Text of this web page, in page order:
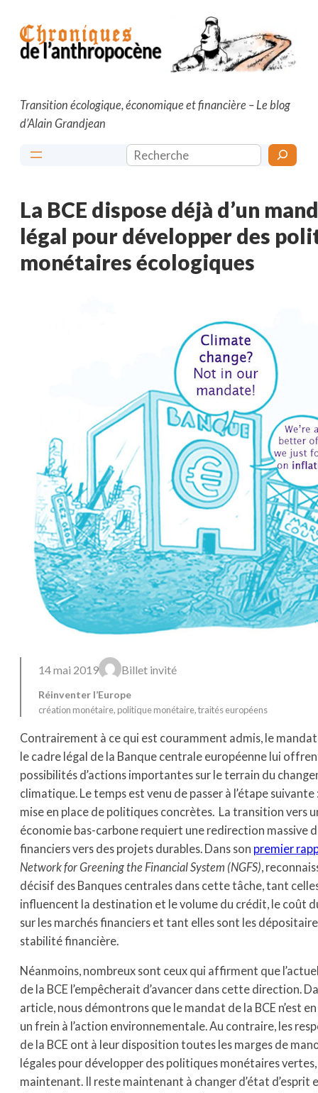
contenu
Transition écologique, économique et financière – Le blog
d’Alain Grandjean
Rechercher
La BCE dispose déjà d’un
légal pour développer des
monétaires écologiques
14 mai 2019 Billet invité
Réinventer l’Europe
création monétaire, politique monétaire, traités européens
Contrairement à ce qui est couramment admis, le
le cadre légal de la Banque centrale européenne lui
possibilités d’actions importantes sur le terrain du
climatique. Le temps est venu de passer à l’étape suivante
mise en place de politiques concrètes. La transition vers
économie bas-carbone requiert une redirection massive
financiers vers des projets durables. Dans son premier
Network for Greening the Financial System (NGFS) ,
décisif des Banques centrales dans cette tâche, tant
influencent la destination et le volume du crédit, le coût
sur les marchés financiers et tant elles sont les
stabilité financière.
Néanmoins, nombreux sont ceux qui affirment que
de la BCE l’empêcherait d’avancer dans cette direction.
article, nous démontrons que le mandat de la BCE n’est
un frein à l’action environnementale. Au contraire, les
de la BCE ont à leur disposition toutes les marges de
légales pour développer des politiques monétaires
maintenant. Il reste maintenant à changer d’état d’esprit